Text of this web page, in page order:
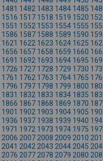
1481 1482 1483 1484 1485
1516 1517 1518 1519 1520
1551 1552 1553 1554 1555
1586 1587 1588 1589 1590
1621 1622 1623 1624 1625
1656 1657 1658 1659 1660
1691 1692 1693 1694 1695
1726 1727 1728 1729 1730
1761 1762 1763 1764 1765
1796 1797 1798 1799 1800
1831 1832 1833 1834 1835
1866 1867 1868 1869 1870
1901 1902 1903 1904 1905
1936 1937 1938 1939 1940
1971 1972 1973 1974 1975
2006 2007 2008 2009 2010
2041 2042 2043 2044 2045
2076 2077 2078 2079 2080